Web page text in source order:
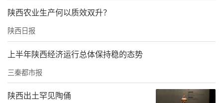
陕西农业生产何以质效双升？
陕西日报
上半年陕西经济运行总体保持稳的态势
三秦都市报
陕西出土罕见陶俑